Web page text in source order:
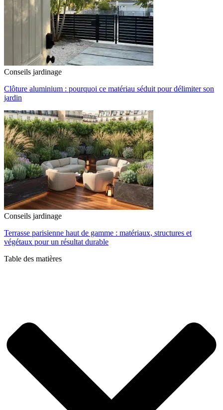
Conseils jardinage
Clôture aluminium : pourquoi ce matériau séduit pour délimiter son
jardin
Conseils jardinage
Terrasse parisienne haut de gamme : matériaux, structures et
végétaux pour un résultat durable
Table des matières